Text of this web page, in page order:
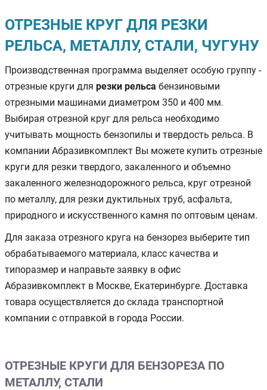
ОТРЕЗНЫЕ КРУГ ДЛЯ РЕЗКИ
РЕЛЬСА, МЕТАЛЛУ, СТАЛИ, ЧУГУНУ
Производственная программа выделяет особую группу -
отрезные круги для резки рельса бензиновыми
отрезными машинами диаметром 350 и 400 мм.
Выбирая отрезной круг для рельса необходимо
учитывать мощность бензопилы и твердость рельса. В
компании Абразивкомплект Вы можете купить отрезные
круги для резки твердого, закаленного и объемно
закаленного железнодорожного рельса, круг отрезной
по металлу, для резки дуктильных труб, асфальта,
природного и искусственного камня по оптовым ценам.
Для заказа отрезного круга на бензорез выберите тип
обрабатываемого материала, класс качества и
типоразмер и направьте заявку в офис
Абразивкомплект в Москве, Екатеринбурге. Доставка
товара осуществляется до склада транспортной
компании с отправкой в города России.
ОТРЕЗНЫЕ КРУГИ ДЛЯ БЕНЗОРЕЗА ПО
МЕТАЛЛУ, СТАЛИ